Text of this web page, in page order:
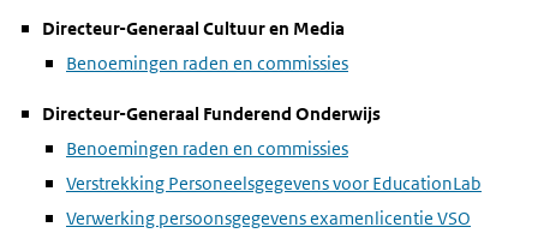
Directeur-Generaal Cultuur en Media
Benoemingen raden en commissies
Directeur-Generaal Funderend Onderwijs
Benoemingen raden en commissies
Verstrekking Personeelsgegevens voor EducationLab
Verwerking persoonsgegevens examenlicentie VSO